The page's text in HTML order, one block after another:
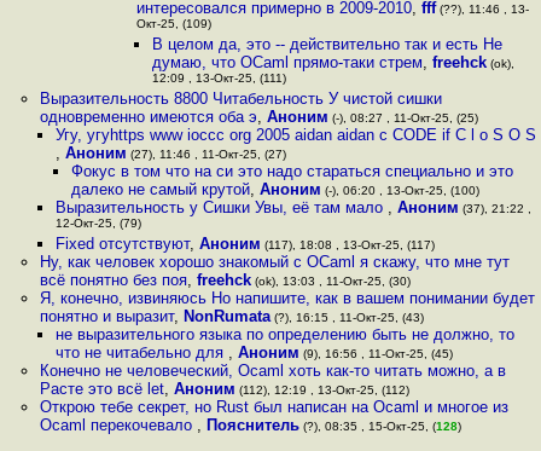
интересовался примерно в 2009-2010, fff(??), 11:46 , 13-
Окт-25, (109)
В целом да, это -- действительно так и есть Не
думаю, что OCaml прямо-таки стрем, freehck(ok),
12:09 , 13-Окт-25, (111)
Выразительность 8800 Читабельность У чистой сишки
одновременно имеются оба э, Аноним (-), 08:27 , 11-Окт-25, (25)
Угу, угуhttps www ioccc org 2005 aidan aidan c CODE if C l o S O S
, Аноним (27), 11:46 , 11-Окт-25, (27)
Фокус в том что на си это надо стараться специально и это
далеко не самый крутой,Аноним (-), 06:20 , 13-Окт-25, (100)
Выразительность у Сишки Увы, её там мало , Аноним (37), 21:22 ,
12-Окт-25, (79)
Fixed отсутствуют, Аноним (117), 18:08 , 13-Окт-25, (117)
Ну, как человек хорошо знакомый с OCaml я скажу, что мне тут
всё понятно без поя, freehck(ok), 13:03 , 11-Окт-25, (30)
Я, конечно, извиняюсь Но напишите, как в вашем понимании будет
понятно и выразит, NonRumata(?), 16:15 , 11-Окт-25, (43)
не выразительного языка по определению быть не должно, то
что не читабельно для , Аноним (9), 16:56 , 11-Окт-25, (45)
Конечно не человеческий, Ocaml хоть как-то читать можно, а в
Расте это всё let, Аноним (112), 12:19 , 13-Окт-25, (112)
Открою тебе секрет, но Rust был написан на Ocaml и многое из
Ocaml перекочевало , Пояснитель(?), 08:35 , 15-Окт-25, (128)